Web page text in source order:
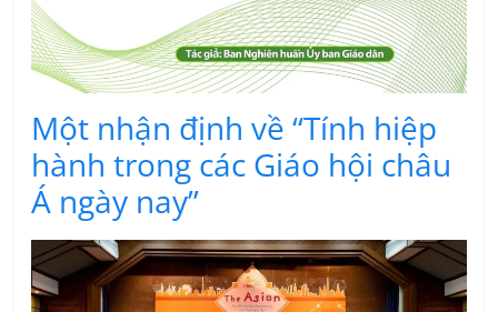
Một nhận định về “Tính hiệp
hành trong các Giáo hội châu
Á ngày nay”